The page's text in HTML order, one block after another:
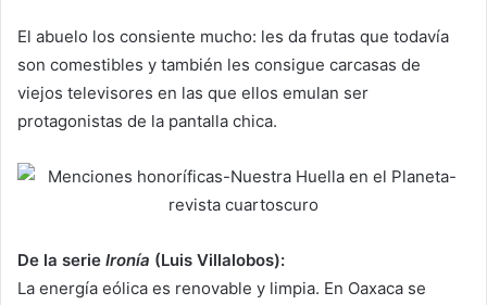
El abuelo los consiente mucho: les da frutas que todavía
son comestibles y también les consigue carcasas de
viejos televisores en las que ellos emulan ser
protagonistas de la pantalla chica.
De la serie Ironía (Luis Villalobos):
La energía eólica es renovable y limpia. En Oaxaca se